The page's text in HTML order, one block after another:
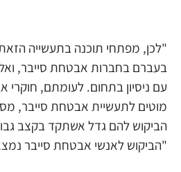
"לכן, מפתחי תוכנה בתעשייה
בעברם בחברות אבטחת סייבר,
עם ניסיון בתחום. לעומתם,
מוטים לתעשיית אבטחת סייבר,
הביקוש להם גדל אשתקד בקצב
"הביקוש לאנשי אבטחת סייבר